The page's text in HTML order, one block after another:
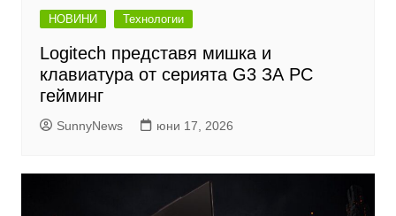
НОВИНИ Технологии
Logitech представя мишка и
клавиатура от серията G3 ЗА PC
гейминг
SunnyNews юни 17, 2026